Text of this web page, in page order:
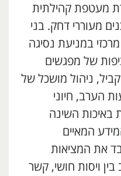
מעטפת קהילתית
מעוררי דחק. בני
במניעת נסיגה
של מפגשים
ניהול מושכל של
הערב, חיוני
באיכות השינה
המאיים
את המציאות
ויסות חושי, קשר